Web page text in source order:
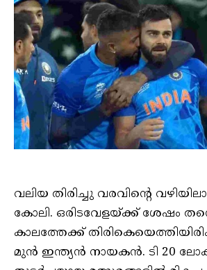
വലിയ തിരിച്ചു വരവിന്റെ
കോലി. ഒരിടവേളയ്ക്ക് ശേഷം
കാലത്തേക്ക്
മുൻ ഇന്ത്യൻ നായകൻ. ടി 20